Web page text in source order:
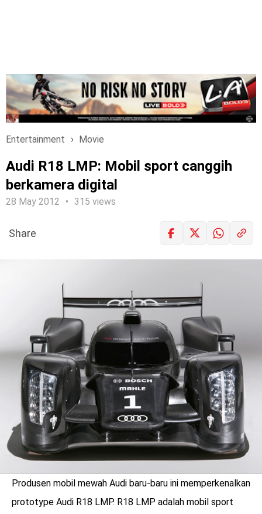
Entertainment Movie
Audi R18 LMP: Mobil sport canggih
berkamera digital
28 May 2012 315 views
benefit
menarik
Share
Produsen mobil mewah Audi baru-baru ini memperkenalkan
prototype Audi R18 LMP. R18 LMP adalah mobil sport